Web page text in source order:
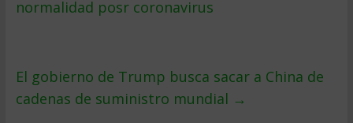
normalidad posr coronavirus
El gobierno de Trump busca sacar a China de
cadenas de suministro mundial →